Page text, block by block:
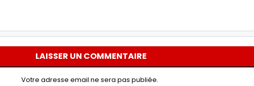
LAISSER UN COMMENTAIRE
Votre adresse email ne sera pas publiée.